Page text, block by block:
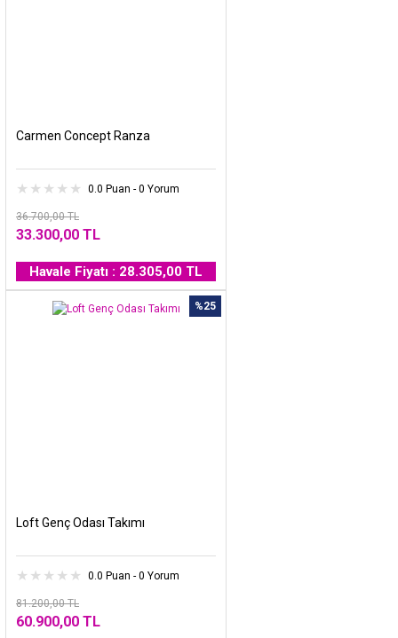
Carmen Concept Ranza
0.0 Puan - 0 Yorum
36.700,00 TL
33.300,00 TL
Havale Fiyatı : 28.305,00 TL
%25
Loft Genç Odası Takımı
0.0 Puan - 0 Yorum
81.200,00 TL
60.900,00 TL